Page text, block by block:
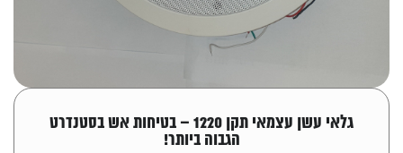
גלאי עשן עצמאי תקן 1220 – בטיחות אש בסטנדרט
הגבוה ביותר!